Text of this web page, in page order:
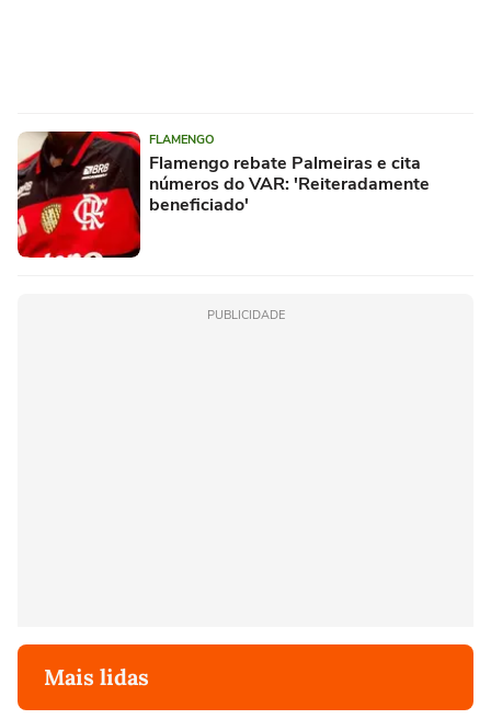
FLAMENGO
Flamengo rebate Palmeiras e cita
números do VAR: 'Reiteradamente
beneficiado'
PUBLICIDADE
Mais lidas